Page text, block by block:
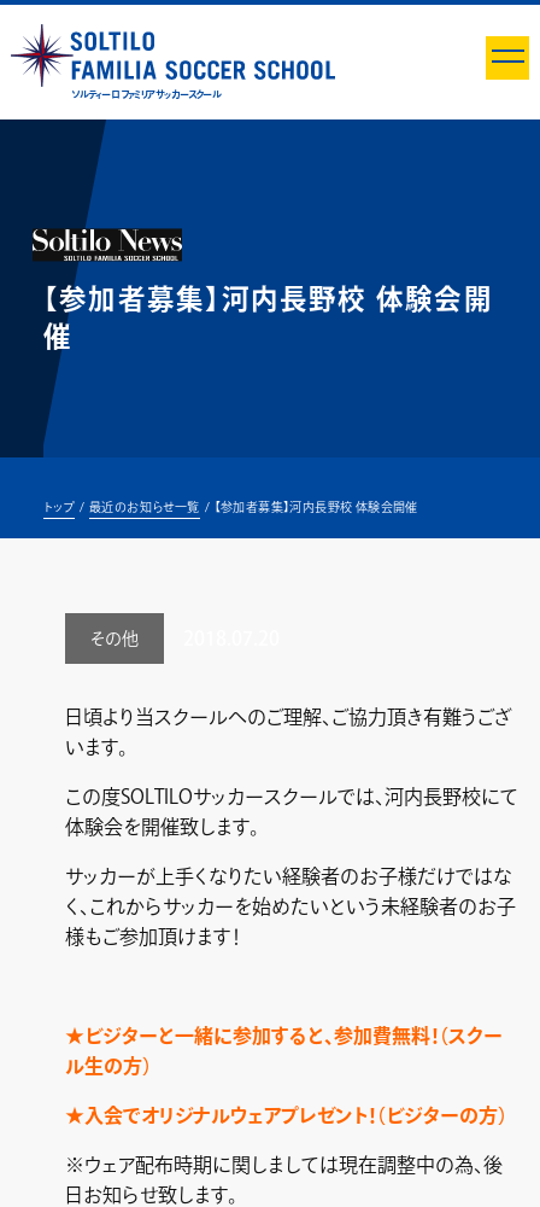
ソルティーロ ファミリア サッカースクール
【参加者募集】河内長野校 体験会開
催
トップ 最近のお知らせ一覧 【参加者募集】河内長野校 体験会開催
その他
日頃より当スクールへのご理解、ご協力頂き有難うござ
います。
この度SOLTILOサッカースクールでは、河内長野校にて
体験会を開催致します。
サッカーが上手くなりたい経験者のお子様だけではな
く、これからサッカーを始めたいという未経験者のお子
様もご参加頂けます！
★ビジターと一緒に参加すると、参加費無料！（スクー
ル生の方）
★入会でオリジナルウェアプレゼント！（ビジターの方）
※ウェア配布時期に関しましては現在調整中の為、後
日お知らせ致します。